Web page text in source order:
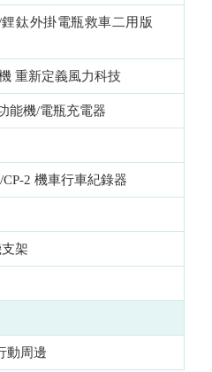
鈦外掛電瓶救車二用版
重新定義風力科技
能機/電瓶充電器
2 機車行車紀錄器
架
動周邊